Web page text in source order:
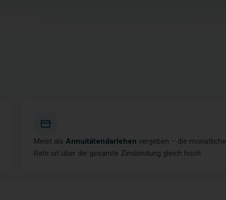
Meist alsAnnuitätendarlehen vergeben – die monatliche
Rate ist über die gesamte Zinsbindung gleich hoch.